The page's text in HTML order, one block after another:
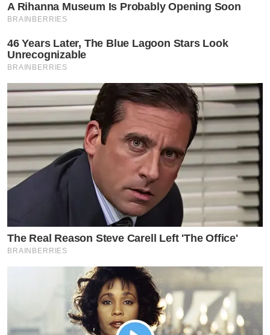
A Rihanna Museum Is Probably Opening Soon
BRAINBERRIES
46 Years Later, The Blue Lagoon Stars Look
Unrecognizable
BRAINBERRIES
The Real Reason Steve Carell Left 'The Office'
BRAINBERRIES